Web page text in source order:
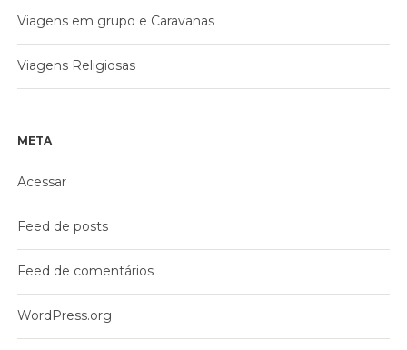
Viagens em grupo e Caravanas
Viagens Religiosas
META
Acessar
Feed de posts
Feed de comentários
WordPress.org